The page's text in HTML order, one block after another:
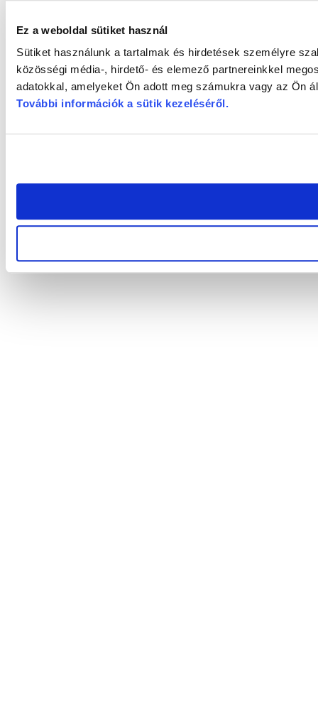
Ez a weboldal sütiket használ
Sütiket használunk a tartalmak és hirdetések személyre
közösségi média-, hirdető- és elemező partnereinkkel
adatokkal, amelyeket Ön adott meg számukra vagy az Ön
További információk a sütik kezeléséről.